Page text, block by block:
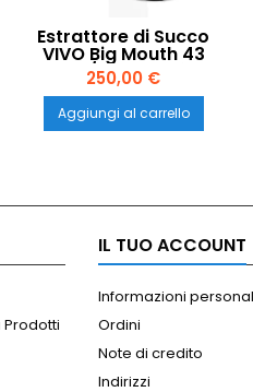
Estrattore di Succo
VIVO Big Mouth 43
Giri/min – Il Più
Potente della Gamma
| Classe Italia
250,00 €
Aggiungi al carrello
IL TUO ACCOUNT
Informazioni
Ordini
Note di credito
Indirizzi